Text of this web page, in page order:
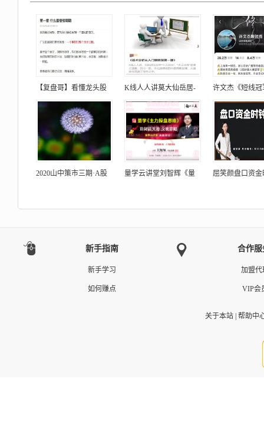
【复盘哥】看懂龙头股 K线人人讲莫大仙岳居- 许文杰《短线冠
2020山中策市三期·A股 量学云讲堂刘智辉《量 屈笑颜盘口资金
新手指南
新手学习
如何赚点
合作服
加盟代
VIP会
关于本站| 帮助中